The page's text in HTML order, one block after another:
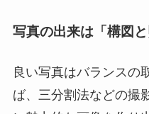
写真の出来は「構図
良い写真はバランスの
ば、三分割法などの撮